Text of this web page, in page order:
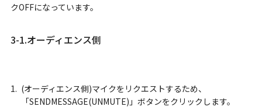
クOFFになっています。
3-1.オーディエンス側
(オーディエンス側)マイクをリクエストするため、
「SENDMESSAGE(UNMUTE)」ボタンをクリックします。